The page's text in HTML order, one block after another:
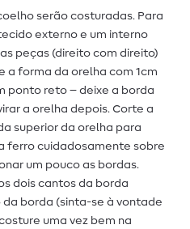
serão costuradas. Para
externo e um interno
peças (direito com direito)
a forma da orelha com 1cm
ponto reto – deixe a borda
a orelha depois. Corte a
superior da orelha para
ferro cuidadosamente sobre
um pouco as bordas.
dois cantos da borda
borda (sinta-se à vontade
uma vez bem na